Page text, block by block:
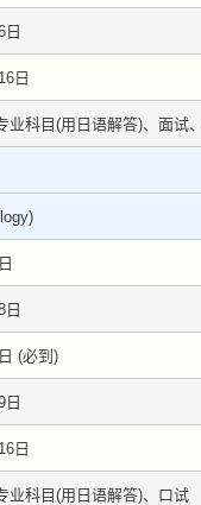
日
日
业科目(用日语解答)、面试
日
(必到)
日
日
业科目(用日语解答)、口试